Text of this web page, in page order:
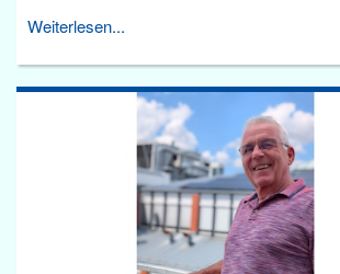
Weiterlesen...